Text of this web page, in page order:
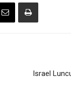
Israel